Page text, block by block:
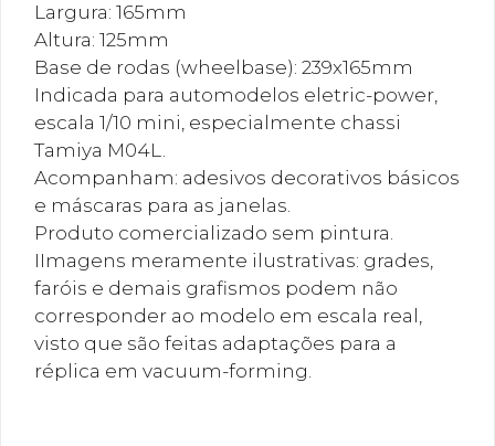
Largura: 165mm
Altura: 125mm
Base de rodas (wheelbase): 239x165mm
Indicada para automodelos eletric-power,
escala 1/10 mini, especialmente chassi
Tamiya M04L.
Acompanham: adesivos decorativos básicos
e máscaras para as janelas.
Produto comercializado sem pintura.
IImagens meramente ilustrativas: grades,
faróis e demais grafismos podem não
corresponder ao modelo em escala real,
visto que são feitas adaptações para a
réplica em vacuum-forming.